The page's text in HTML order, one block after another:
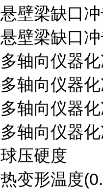
悬壁梁缺口
悬壁梁缺口
多轴向仪器
多轴向仪器
多轴向仪器
多轴向仪器
球压硬度
热变形温度